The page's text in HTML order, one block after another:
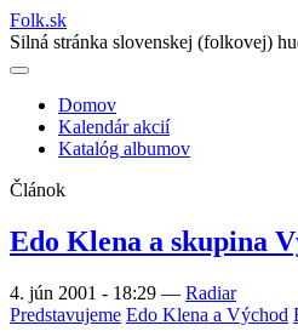
Folk.sk
Silná stránka slovenskej (folkovej)
Main
navigation
Domov
Kalendár akcií
Katalóg albumov
Článok
Edo Klena a skupina
4. jún 2001 - 18:29 — Radiar
Predstavujeme Edo Klena a Východ